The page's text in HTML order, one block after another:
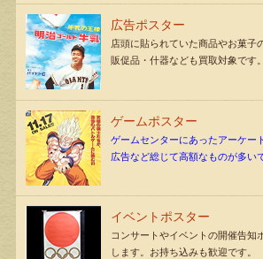
広告ポスター
店頭に貼られていた商品やお菓子
販促品・什器なども買取対象です。
ゲームポスター
ゲームセンターにあったアーケー
広告など総じて高額なものが多い
イベントポスター
コンサートやイベントの開催告知
します。お持ち込みも歓迎です。